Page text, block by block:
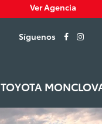
Ver Agencia
Síguenos
TOYOTA